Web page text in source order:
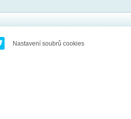
Nastavení soubrů cookies